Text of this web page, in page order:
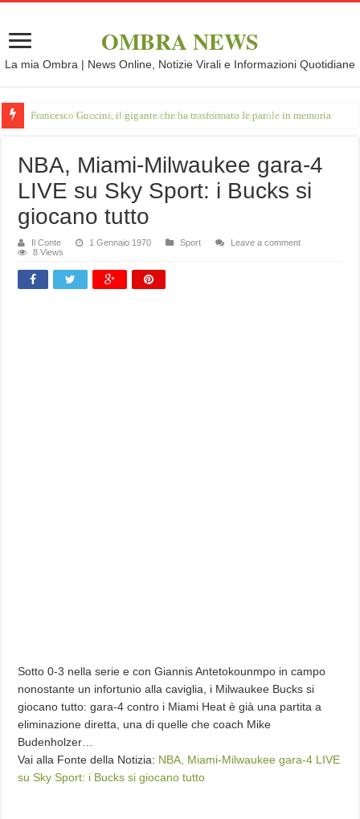
OMBRA NEWS
La mia Ombra | News Online, Notizie Virali e Informazioni Quotidiane
Francesco Guccini, il gigante che ha trasformato le parole in memoria
NBA, Miami-Milwaukee gara-4
LIVE su Sky Sport: i Bucks si
giocano tutto
Il Conte 1 Gennaio 1970 Sport
Leave a comment
8 Views
Sotto 0-3 nella serie e con Giannis Antetokounmpo in campo
nonostante un infortunio alla caviglia, i Milwaukee Bucks si
giocano tutto: gara-4 contro i Miami Heat è già una partita a
eliminazione diretta, una di quelle che coach Mike
Budenholzer…
Vai alla Fonte della Notizia: NBA, Miami-Milwaukee gara-4 LIVE
su Sky Sport: i Bucks si giocano tutto